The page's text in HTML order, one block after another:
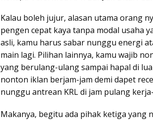
Kalau boleh jujur, alasan utama orang
pengen cepat kaya tanpa modal usaha
asli, kamu harus sabar nunggu energi
main lagi. Pilihan lainnya, kamu wajib
yang berulang-ulang sampai hapal di
nonton iklan berjam-jam demi dapet
nunggu antrean KRL di jam pulang
Makanya, begitu ada pihak ketiga yang